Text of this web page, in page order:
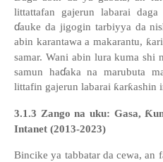
littattafan gajerun labarai
ɗauke da jigogin tarbiyya da
abin karantawa a makarantu, ƙ
samar. Wani abin lura kuma shi
samun haɗaka na marubuta
littafin gajerun labarai ƙarƙashin
3.1.3 Zango na uku: Gasa, Ƙ
Intanet (2013-2023)
Bincike ya tabbatar da cewa, an